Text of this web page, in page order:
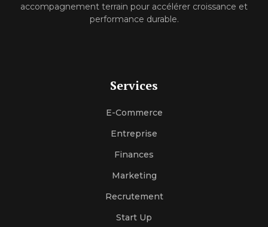
accompagnement terrain pour accélérer croissance et
performance durable.
Services
E-Commerce
Entreprise
Finances
Marketing
Recrutement
Start Up